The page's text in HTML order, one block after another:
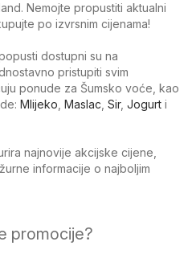
Nemojte propustiti aktualni
po izvrsnim cijenama!
dostupni su na
pristupiti svim
ponude za Šumsko voće, kao
Mlijeko Maslac Sir, Jogurt i
najnovije akcijske cijene,
informacije o najboljim
promocije?